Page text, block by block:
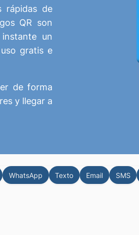
rápidas de
QR son
un
gratis e
de forma
y llegar a
WhatsApp Texto Email SMS